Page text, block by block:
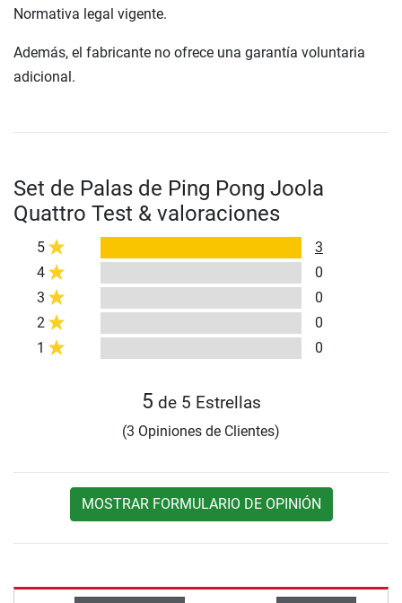
Normativa legal vigente.
Además, el fabricante no ofrece una garantía voluntaria
adicional.
Set de Palas de Ping Pong Joola
Quattro Test & valoraciones
5
3
4
0
3
0
2
0
1
0
5 de 5 Estrellas
(3 Opiniones de Clientes)
MOSTRAR FORMULARIO DE OPINIÓN